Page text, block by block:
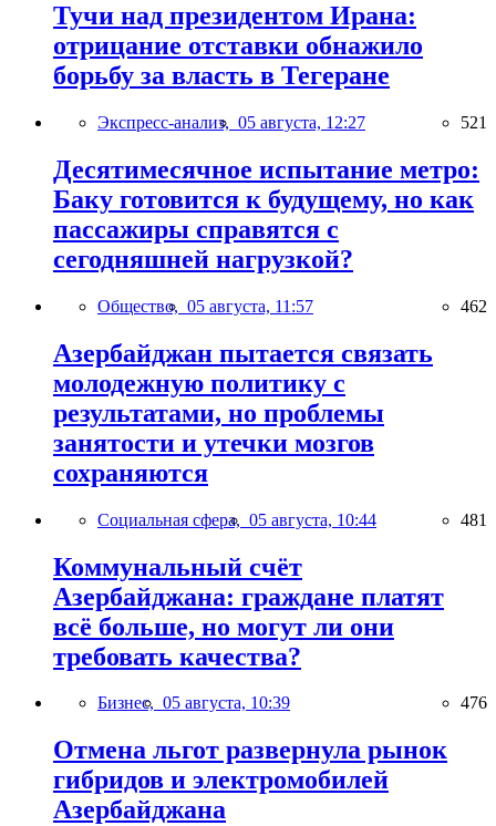
Тучи над президентом Ирана:
отрицание отставки обнажило
борьбу за власть в Тегеране
Экспресс-анализ, 05 августа, 12:27 521
Десятимесячное испытание метро:
Баку готовится к будущему, но как
пассажиры справятся с
сегодняшней нагрузкой?
Общество, 05 августа, 11:57 462
Азербайджан пытается связать
молодежную политику с
результатами, но проблемы
занятости и утечки мозгов
сохраняются
Социальная сфера, 05 августа, 10:44 481
Коммунальный счёт
Азербайджана: граждане платят
всё больше, но могут ли они
требовать качества?
Бизнес, 05 августа, 10:39 476
Отмена льгот развернула рынок
гибридов и электромобилей
Азербайджана